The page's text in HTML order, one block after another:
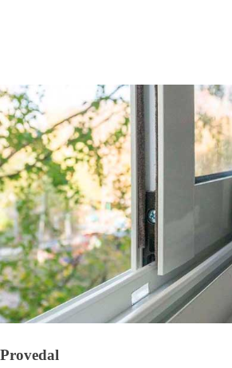
Provedal